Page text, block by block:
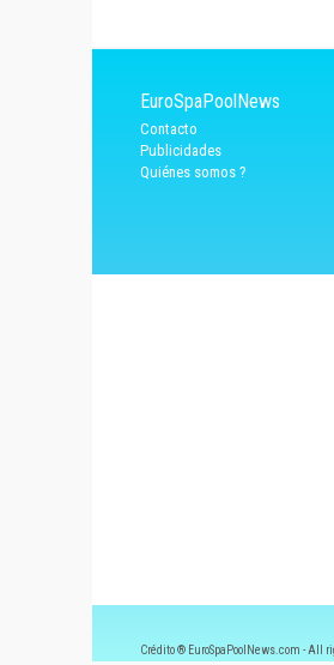
EuroSpaPoolNews
Contacto
Publicidades
Quiénes somos ?
Crédito ® EuroSpaPoolNews.com - All